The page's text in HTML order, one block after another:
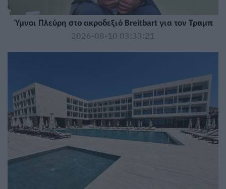
Ύμνοι Πλεύρη στο ακροδεξιό Breitbart για τον Τραμπ
2026-08-10 03:33:21